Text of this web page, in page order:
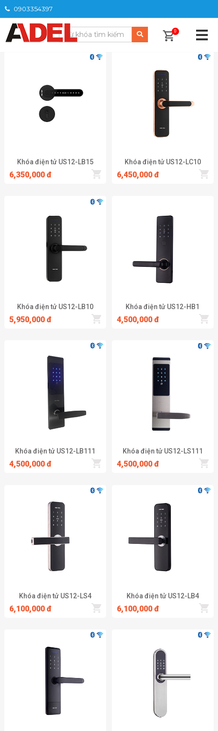
0903354397
0
TRANG CHỦ /
Khóa điện tử US12-LB15
6,350,000 đ
Khóa điện tử US12-LC10
6,450,000 đ
Khóa điện tử US12-LB10
5,950,000 đ
Khóa điện tử US12-HB1
4,500,000 đ
Khóa điện tử US12-LB111
4,500,000 đ
Khóa điện tử US12-LS111
4,500,000 đ
Khóa điện tử US12-LS4
6,100,000 đ
Khóa điện tử US12-LB4
6,100,000 đ
Khóa Mật Mã Nhập Khẩu Chính Hãng Giá Tốt
Khóa cửa mật mã là một trong những tính năng nổi bật của dòng
khóa cửa điện tử với thiết kế đóng mở cửa bằng một dãy mã số
được cài đặt trong hệ thống. Với màn hình cảm ứng hoặc bàn phím
và chỉnh sửa tùy ý
hiện thao tác nhập dãy số đã cài đăt trên hệ thống trước đó và màn
hình và cửa sẽ tự động mở cửa nhanh chóng chỉ 1 giây. Thay vì sử
Nếu nhược điểm của khóa cơ là có ổ khóa để tra chìa, dễ đánh mất
hay làm thất lạc khóa thì với dòng khóa mã số này, chủ nhà không
cần phải luôn mang theo chìa khóa trong người vừa lỉnh kỉnh lại có
mà chỉ có đầu dây nhận tín hiệu. Thậm chí nhiều loại khoá còn
không có đầu dây nhận tín hiệu. Chốt hãm của khoá cửa điện tử